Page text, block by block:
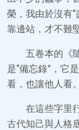
榮，我由於沒有
靠邊站，才不難
五卷本的《
是“備忘錄”，它
看，也讓他人看
在這些字里
古代知己與人格